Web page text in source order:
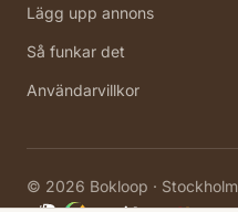
Lägg upp annons
Så funkar det
Användarvillkor
© 2026 Bokloop · Stockholm